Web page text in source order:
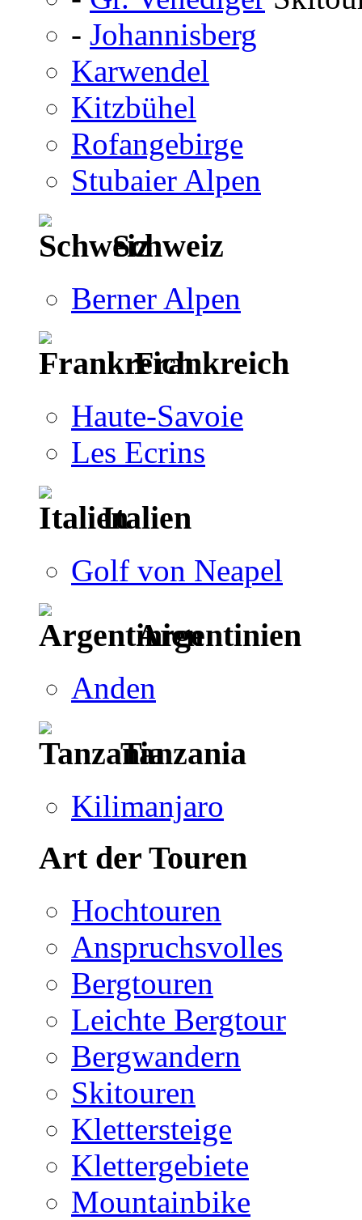
- Johannisberg
Karwendel
Kitzbühel
Rofangebirge
Stubaier Alpen
Schweiz
Berner Alpen
Frankreich
Haute-Savoie
Les Ecrins
Italien
Golf von Neapel
Argentinien
Anden
Tanzania
Kilimanjaro
Art der Touren
Hochtouren
Anspruchsvolles
Bergtouren
Leichte Bergtour
Bergwandern
Skitouren
Klettersteige
Klettergebiete
Mountainbike